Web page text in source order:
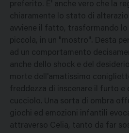
preferito. E' anche vero che la
chiaramente lo stato di
avviene il fatto, trasformando lo
piccola, in un "mostro". Desta
ad un comportamento
anche dello shock e del
morte dell'amatissimo
freddezza di inscenare il furto e
cucciolo. Una sorta di ombra
giochi ed emozioni infantili
attraverso Celia, tanto da far